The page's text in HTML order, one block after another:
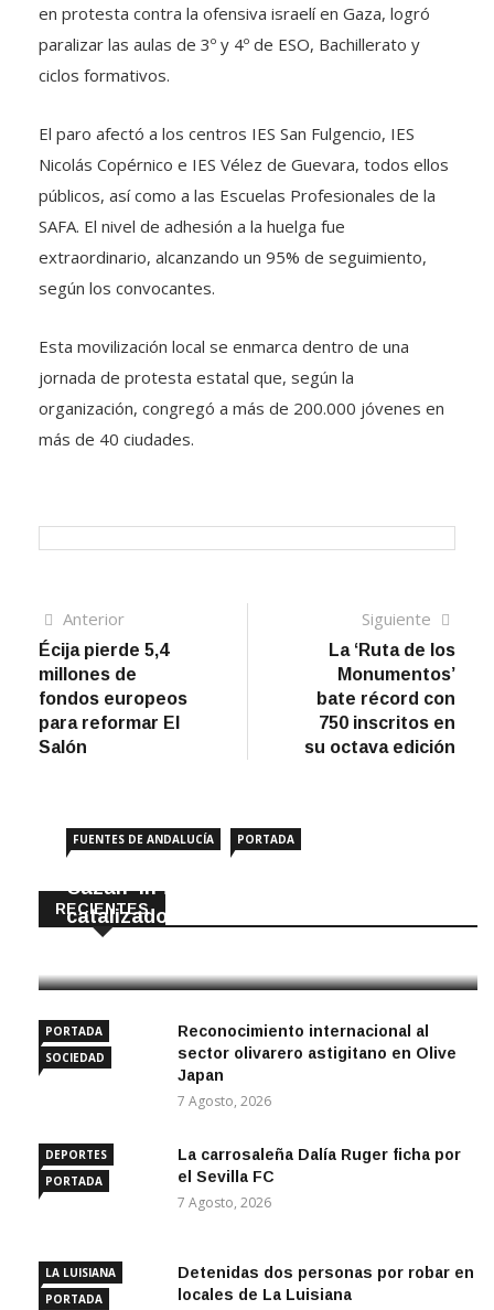
en protesta contra la ofensiva israelí en Gaza, logró
paralizar las aulas de 3º y 4º de ESO, Bachillerato y
ciclos formativos.
El paro afectó a los centros IES San Fulgencio, IES
Nicolás Copérnico e IES Vélez de Guevara, todos ellos
públicos, así como a las Escuelas Profesionales de la
SAFA. El nivel de adhesión a la huelga fue
extraordinario, alcanzando un 95% de seguimiento,
según los convocantes.
Esta movilización local se enmarca dentro de una
jornada de protesta estatal que, según la
organización, congregó a más de 200.000 jóvenes en
más de 40 ciudades.
Navegación
de
entradas
AnteriorArtículo
anterior
Écija pierde 5,4
millones de
fondos europeos
para reformar El
Salón
Siguiente
La ‘Ruta de los
Monumentos’
bate récord con
750 inscritos en
su octava edición
RECIENTES
FUENTES DE ANDALUCÍA PORTADA
Cazan ‘in fraganti’ a ladrones de
catalizadores
PORTADA
SOCIEDAD
Reconocimiento internacional al
sector olivarero astigitano en Olive
Japan
7 Agosto, 2026
DEPORTES
PORTADA
La carrosaleña Dalía Ruger ficha por
el Sevilla FC
7 Agosto, 2026
LA LUISIANA
PORTADA
Detenidas dos personas por robar en
locales de La Luisiana